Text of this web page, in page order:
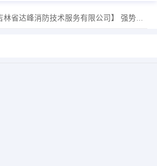
【吉林省达峰消防技术服务有限公司】 强势入驻